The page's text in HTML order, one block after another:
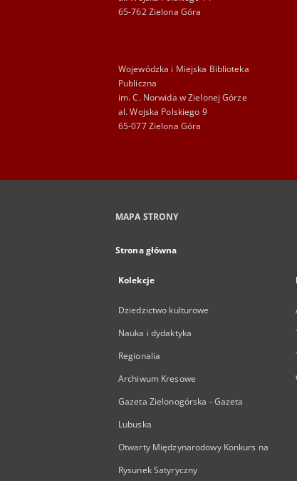
65-762 Zielona Góra
Wojewódzka i Miejska Biblioteka
Publiczna
im. C. Norwida w Zielonej Górze
al. Wojska Polskiego 9
65-077 Zielona Góra
MAPA STRONY
Strona główna
Kolekcje
Dziedzictwo kulturowe
Nauka i dydaktyka
Regionalia
Archiwum Kresowe
Gazeta Zielonogórska - Gazeta
Lubuska
Otwarty Międzynarodowy Konkurs na
Rysunek Satyryczny